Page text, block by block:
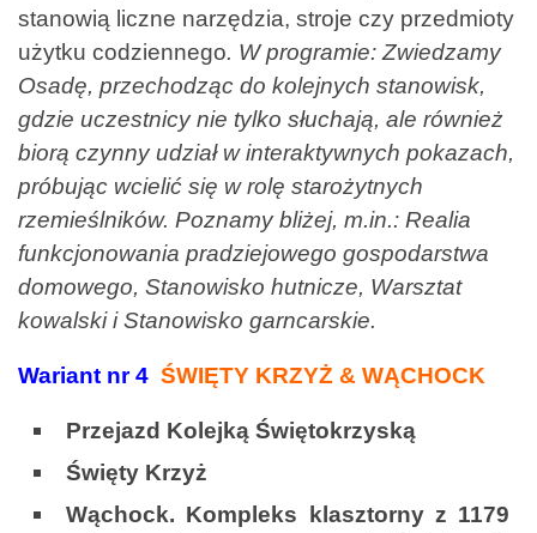
stanowią liczne narzędzia, stroje czy przedmioty
użytku codziennego. W programie: Zwiedzamy
Osadę, przechodząc do kolejnych stanowisk,
gdzie uczestnicy nie tylko słuchają, ale również
biorą czynnyudział w interaktywnych pokazach,
próbując wcielić się w rolę starożytnych
rzemieślników. Poznamy bliżej, m.in.: Realia
funkcjonowania pradziejowego gospodarstwa
domowego, Stanowisko hutnicze, Warsztat
kowalski i Stanowisko garncarskie.
Wariant nr 4 ŚWIĘTY KRZYŻ & WĄCHOCK
Przejazd Kolejką Świętokrzyską
Święty Krzyż
Wąchock. Kompleks klasztorny z 1179